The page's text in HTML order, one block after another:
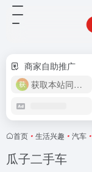
商家自助推广
获取本站同款主题
首页 • 生活兴趣 • 汽车 •
瓜子二手车